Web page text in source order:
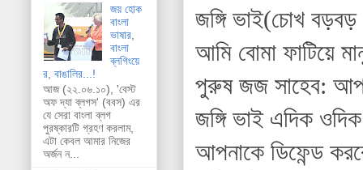
জঙ্গি ভাই(চোখ বড়বড়
আমি বোমা ফাটিয়ে
পুরুষ জজ সাহেব:
জঙ্গি ভাই এদিক
আপনাকে ডিফেন্ড
জয় হোক
বাংলা
ভাষার,
বাংলা
ব্লগিংয়ে
র, বাঙালির...!
আজ (২২.০৬.১০), 'বেস্ট
অফ দ্যা ব্লগস' (ববস) এর
যে সেরা বাংলা ব্লগ
পুরষ্কারটি গ্রহণ করলাম,
এটা কেবল আমার নিজের
অর্জন ন...